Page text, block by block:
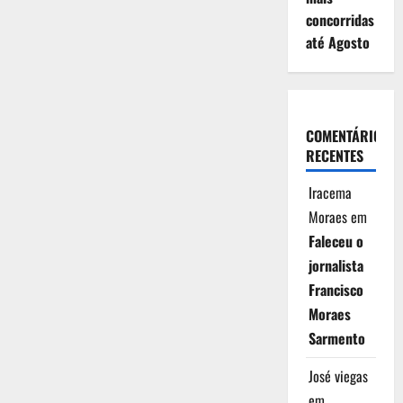
concorridas
até Agosto
COMENTÁRIOS
RECENTES
Iracema
Moraesem
Faleceu o
jornalista
Francisco
Moraes
Sarmento
José viegas